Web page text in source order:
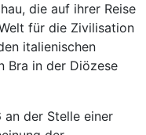
die auf ihrer Reise
für die Zivilisation
italienischen
Bra in der Diözese
der Stelle einer